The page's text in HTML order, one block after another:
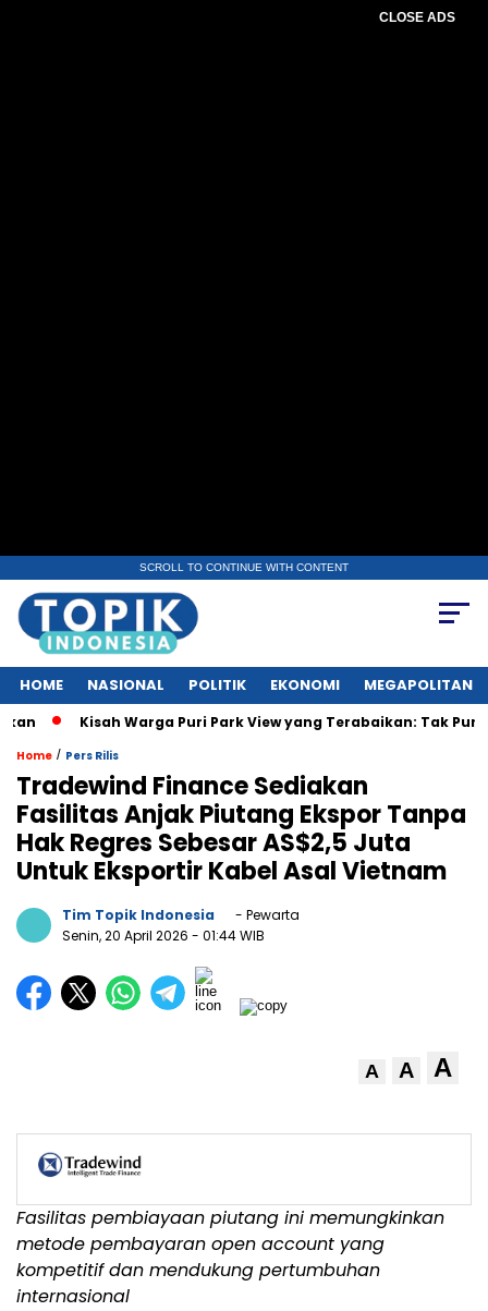
CLOSE ADS
SCROLL TO CONTINUE WITH CONTENT
HOME NASIONAL POLITIK EKONOMI MEGAPOLITAN
Kisah Warga Puri Park View yang Terabaikan: Tak Punya AJB,
Home / Pers Rilis
Tradewind Finance Sediakan
Fasilitas Anjak Piutang Ekspor Tanpa
Hak Regres Sebesar AS$2,5 Juta
Untuk Eksportir Kabel Asal Vietnam
Tim Topik Indonesia
- Pewarta
Senin, 20 April 2026 - 01:44 WIB
A A A
Fasilitas pembiayaan piutang ini memungkinkan
metode pembayaran open account yang
kompetitif dan mendukung pertumbuhan
internasional